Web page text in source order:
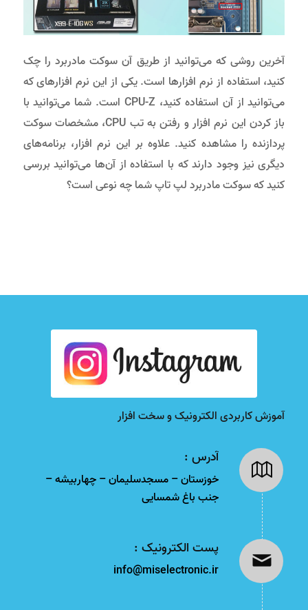
آخرین روشی که می‌توانید از طریق آن سوکت مادربرد را چک
کنید، استفاده از نرم افزارها است. یکی از این نرم ‌افزارهای که
می‌توانید از آن استفاده کنید، CPU-Z است. شما می‌توانید با
باز کردن این نرم افزار و رفتن به تب CPU، مشخصات سوکت
پردازنده را مشاهده کنید. علاوه بر این نرم افزار، برنامه‌های
دیگری نیز وجود دارند که با استفاده از آن‌ها می‌توانید بررسی
کنید که سوکت مادربرد لپ تاپ شما چه نوعی است؟
آموزش کاربردی الکترونیک و سخت افزار
آدرس :
خوزستان – مسجدسلیمان – چهاربیشه –
جنب باغ شمسایی
پست الکترونیک :
info@miselectronic.ir